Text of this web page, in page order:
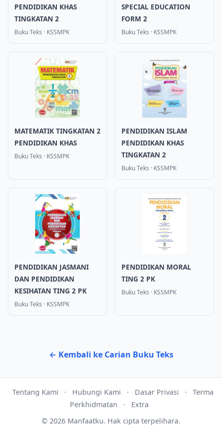
PENDIDIKAN KHAS
TINGKATAN 2
Buku Teks · KSSMPK
SPECIAL EDUCATION
FORM 2
Buku Teks · KSSMPK
MATEMATIK TINGKATAN 2
PENDIDIKAN KHAS
Buku Teks · KSSMPK
PENDIDIKAN ISLAM
PENDIDIKAN KHAS
TINGKATAN 2
Buku Teks · KSSMPK
PENDIDIKAN JASMANI
DAN PENDIDIKAN
KESIHATAN TING 2 PK
Buku Teks · KSSMPK
PENDIDIKAN MORAL
TING 2 PK
Buku Teks · KSSMPK
← Kembali ke Carian Buku Teks
Tentang Kami · Hubungi Kami · Dasar Privasi ·
Terma
Perkhidmatan
·
Extra
© 2026 Manfaatku. Hak cipta terpelihara.